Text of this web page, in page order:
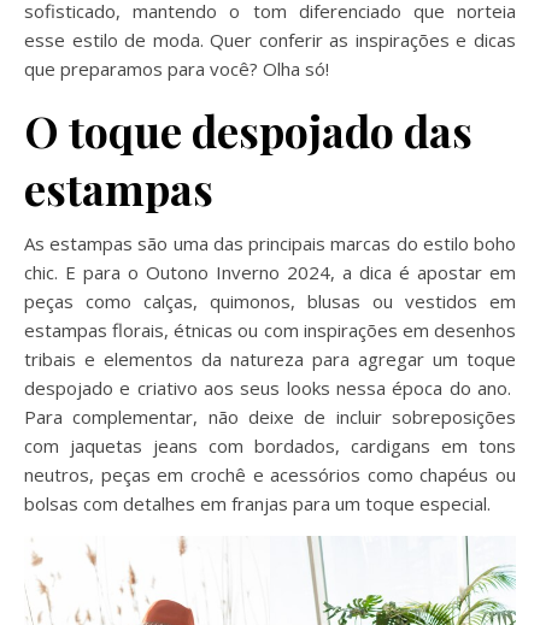
sofisticado, mantendo o tom diferenciado que norteia
esse estilo de moda. Quer conferir as inspirações e dicas
que preparamos para você? Olha só!
O toque despojado das
estampas
As estampas são uma das principais marcas do estilo boho
chic. E para o Outono Inverno 2024, a dica é apostar em
peças como calças, quimonos, blusas ou vestidos em
estampas florais, étnicas ou com inspirações em desenhos
tribais e elementos da natureza para agregar um toque
despojado e criativo aos seus looks nessa época do ano.
Para complementar, não deixe de incluir sobreposições
com jaquetas jeans com bordados, cardigans em tons
neutros, peças em crochê e acessórios como chapéus ou
bolsas com detalhes em franjas para um toque especial.